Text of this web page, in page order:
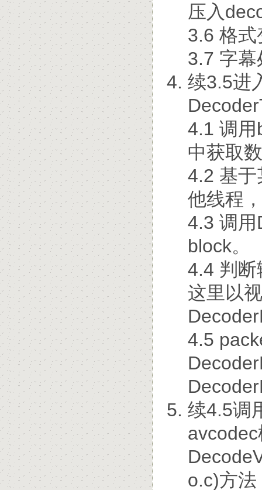
压入
3.6 格
3.7 字
续3.5进
4.1 调
中获取
4.2 基于
他线程
4.3 调
block。
4.4 判断
这里以
4.5
续4.5调
o.c)方